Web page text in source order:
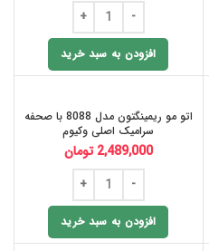
افزودن به سبد خرید
اتو مو ریمینگتون مدل 8088 با صحفه
سرامیک اصلی وکیوم
2,489,000 تومان
افزودن به سبد خرید